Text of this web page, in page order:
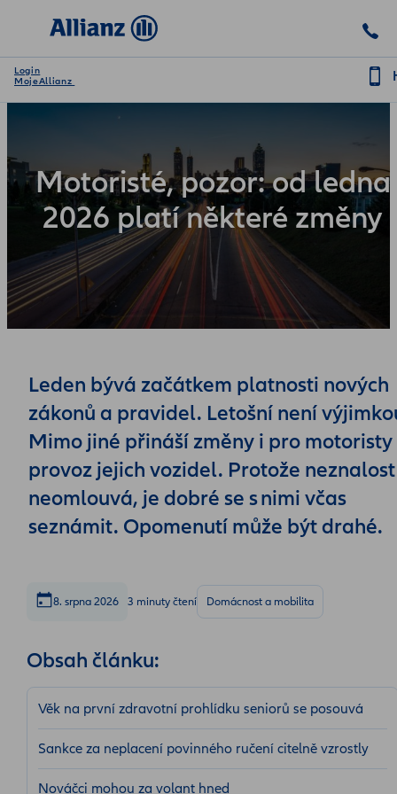
Login
MojeAllianz
Motoristé, pozor: od ledna
2026 platí některé změny
Leden bývá začátkem platnosti nových
zákonů a pravidel. Letošní není
Mimo jiné přináší změny i pro motoristy
provoz jejich vozidel. Protože neznalost
neomlouvá, je dobré se s nimi včas
seznámit. Opomenutí může být drahé.
8. srpna 2026 3 minuty čtení Domácnost a mobilita
Obsah článku:
Věk na první zdravotní prohlídku seniorů se posouvá
Sankce za neplacení povinného ručení citelně vzrostly
Nováčci mohou za volant hned